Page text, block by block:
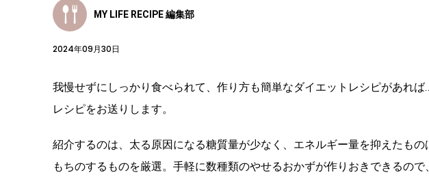
MY LIFE RECIPE 編集部
2024年09月30日
我慢せずにしっかり食べられて、作り方も簡単なダイエットレシピがあれ
レシピをお送りします。
紹介するのは、太る原因になる糖質量が少なく、エネルギー量を抑えたも
もちのするものを厳選。手軽に数種類のやせるおかずが作りおきできるの